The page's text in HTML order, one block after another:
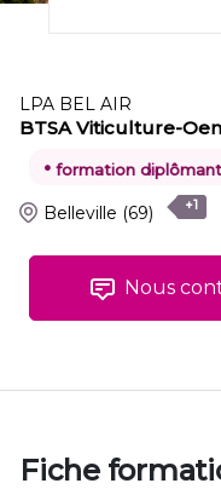
LPA BEL AIR
BTSA Viticulture-
• formation
Belleville (69) +1
Nous
Fiche